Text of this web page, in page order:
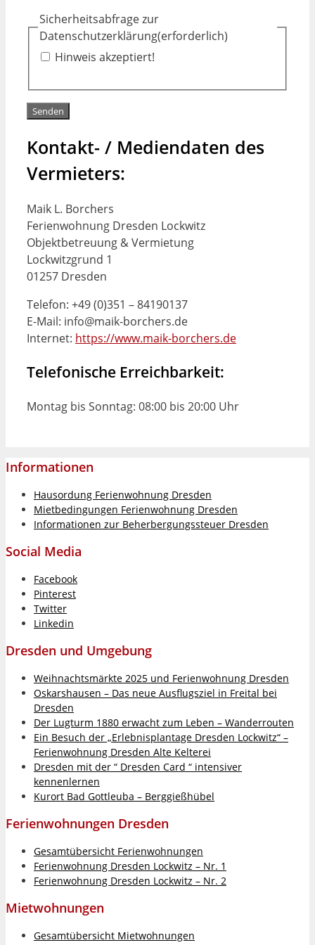
Sicherheitsabfrage zur
Datenschutzerklärung(erforderlich)
Hinweis akzeptiert!
Senden
Kontakt- / Mediendaten des
Vermieters:
Maik L. Borchers
Ferienwohnung Dresden Lockwitz
Objektbetreuung & Vermietung
Lockwitzgrund 1
01257 Dresden
Telefon: +49 (0)351 – 84190137
E-Mail: info@maik-borchers.de
Internet: https://www.maik-borchers.de
Telefonische Erreichbarkeit:
Montag bis Sonntag: 08:00 bis 20:00 Uhr
Informationen
Hausordung Ferienwohnung Dresden
Mietbedingungen Ferienwohnung Dresden
Informationen zur Beherbergungssteuer Dresden
Social Media
Facebook
Pinterest
Twitter
Linkedin
Dresden und Umgebung
Weihnachtsmärkte 2025 und Ferienwohnung Dresden
Oskarshausen – Das neue Ausflugsziel in Freital bei
Dresden
Der Lugturm 1880 erwacht zum Leben – Wanderrouten
Ein Besuch der „Erlebnisplantage Dresden Lockwitz“ –
Ferienwohnung Dresden Alte Kelterei
Dresden mit der “ Dresden Card “ intensiver
kennenlernen
Kurort Bad Gottleuba – Berggießhübel
Ferienwohnungen Dresden
Gesamtübersicht Ferienwohnungen
Ferienwohnung Dresden Lockwitz – Nr. 1
Ferienwohnung Dresden Lockwitz – Nr. 2
Mietwohnungen
Gesamtübersicht Mietwohnungen